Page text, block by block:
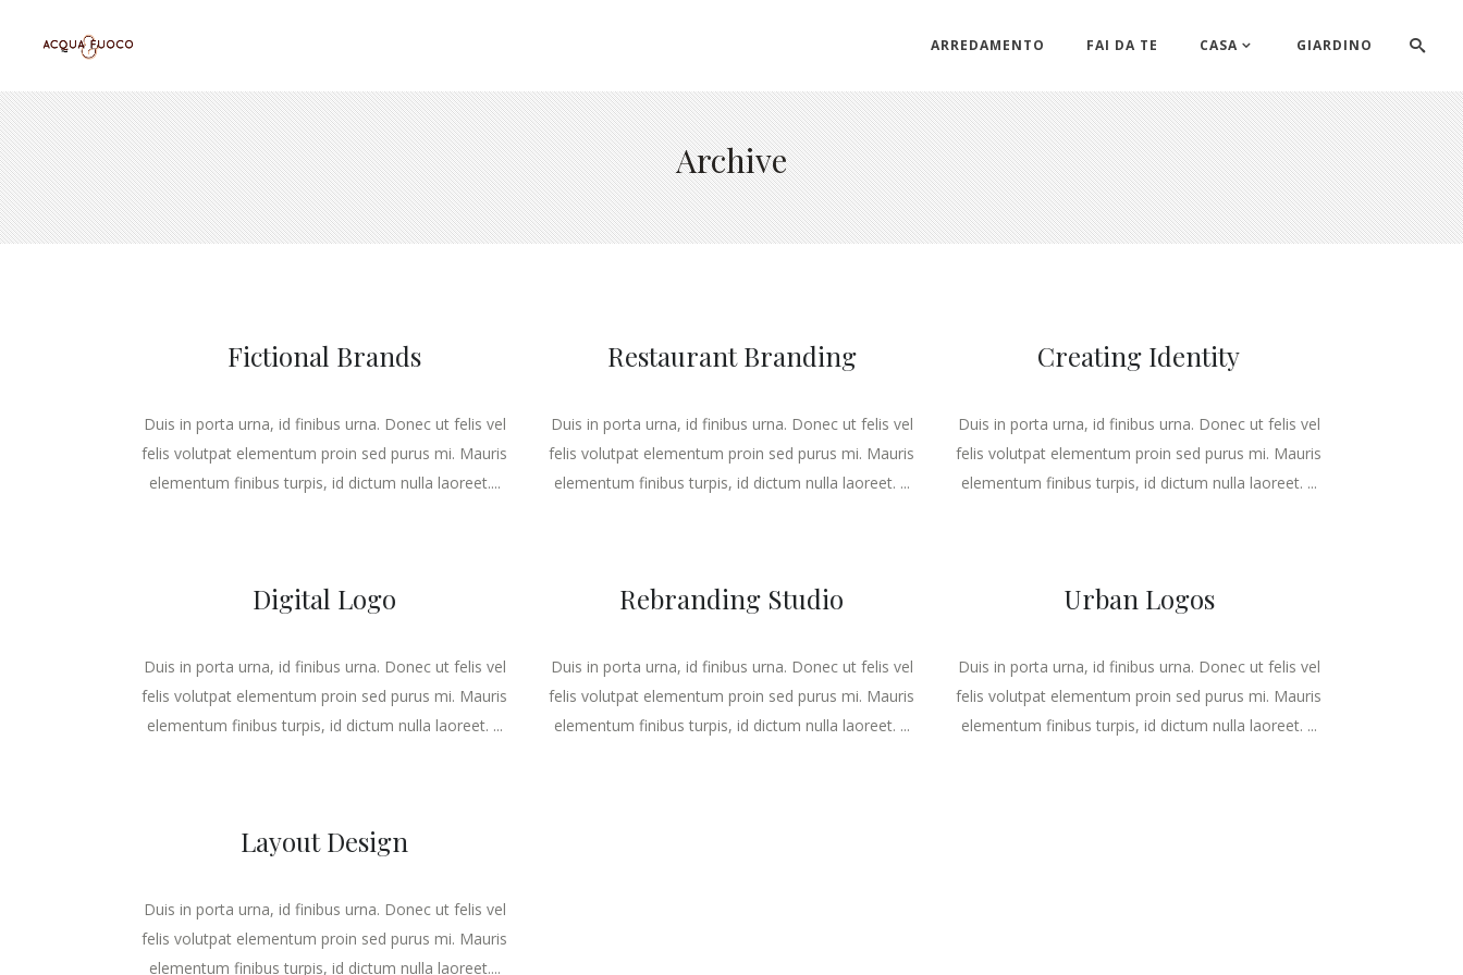
ARREDAMENTO FAI DA TE CASA GIARDINO
Archive
Fictional Brands
Duis in porta urna, id finibus urna. Donec ut felis vel
felis volutpat elementum proin sed purus mi. Mauris
elementum finibus turpis, id dictum nulla laoreet....
Restaurant Branding
Duis in porta urna, id finibus urna. Donec ut felis vel
felis volutpat elementum proin sed purus mi. Mauris
elementum finibus turpis, id dictum nulla laoreet. ...
Creating Identity
Duis in porta urna, id finibus urna. Donec ut felis vel
felis volutpat elementum proin sed purus mi. Mauris
elementum finibus turpis, id dictum nulla laoreet. ...
Digital Logo
Duis in porta urna, id finibus urna. Donec ut felis vel
felis volutpat elementum proin sed purus mi. Mauris
elementum finibus turpis, id dictum nulla laoreet. ...
Rebranding Studio
Duis in porta urna, id finibus urna. Donec ut felis vel
felis volutpat elementum proin sed purus mi. Mauris
elementum finibus turpis, id dictum nulla laoreet. ...
Urban Logos
Duis in porta urna, id finibus urna. Donec ut felis vel
felis volutpat elementum proin sed purus mi. Mauris
elementum finibus turpis, id dictum nulla laoreet. ...
Layout Design
Duis in porta urna, id finibus urna. Donec ut felis vel
felis volutpat elementum proin sed purus mi. Mauris
elementum finibus turpis, id dictum nulla laoreet....